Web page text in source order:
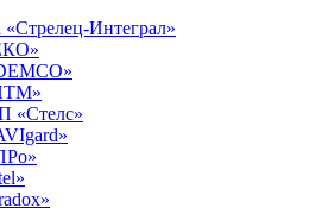
Интеграл»
«Стелс»